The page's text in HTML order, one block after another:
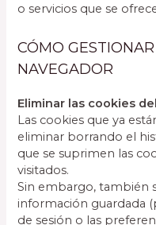
o servicios que se
CÓMO
NAVEGADOR
Eliminar las cookies
Las cookies que ya
eliminar borrando el
que se suprimen las
visitados.
Sin embargo, también
información guardada
de sesión o las